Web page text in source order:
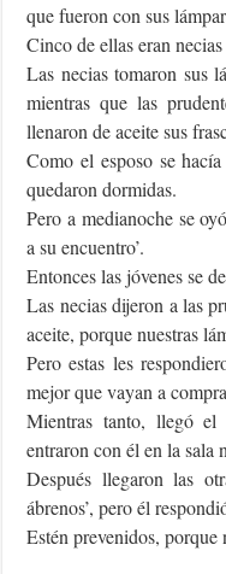
que fueron con sus
Cinco de ellas eran
Las necias tomaron sus
mientras que las
llenaron de aceite sus
Como el esposo se
quedaron dormidas.
Pero a medianoche se
a su encuentro’.
Entonces las jóvenes se
Las necias dijeron a las
aceite, porque nuestras
Pero estas les
mejor que vayan a
Mientras tanto, llegó el
entraron con él en la sala
Después llegaron las
ábrenos’, pero él
Estén prevenidos,